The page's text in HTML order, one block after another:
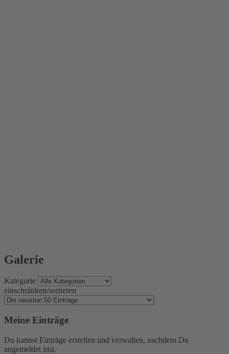
Galerie
Kategorie
einschränken/sortieren
Meine Einträge
Du kannst Einträge erstellen und verwalten, nachdem Du
angemeldet bist.